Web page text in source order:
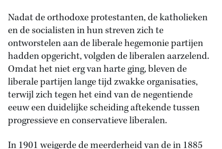
Nadat de orthodoxe protestanten, de katholieken
en de socialisten in hun streven zich te
ontworstelen aan de liberale hegemonie partijen
hadden opgericht, volgden de liberalen aarzelend.
Omdat het niet erg van harte ging, bleven de
liberale partijen lange tijd zwakke organisaties,
terwijl zich tegen het eind van de negentiende
eeuw een duidelijke scheiding aftekende tussen
progressieve en conservatieve liberalen.
In 1901 weigerde de meerderheid van de in 1885